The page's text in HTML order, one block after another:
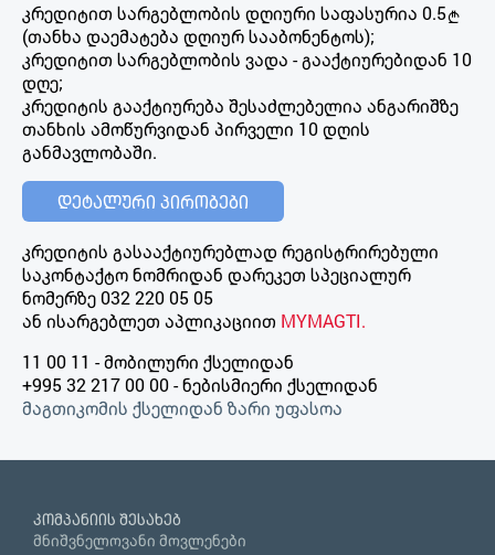
კრედიტით სარგებლობის დღიური საფასურია 0.5
(თანხა დაემატება დღიურ სააბონენტოს);
კრედიტით სარგებლობის ვადა - გააქტიურებიდან 10
დღე;
კრედიტის გააქტიურება შესაძლებელია ანგარიშზე
თანხის ამოწურვიდან პირველი 10 დღის
განმავლობაში.
დეტალური პირობები
კრედიტის გასააქტიურებლად რეგისტრირებული
საკონტაქტო ნომრიდან დარეკეთ სპეციალურ
ნომერზე 032 220 05 05
ან ისარგებლეთ აპლიკაციით MYMAGTI.
11 00 11 - მობილური ქსელიდან
+995 32 217 00 00 - ნებისმიერი ქსელიდან
მაგთიკომის ქსელიდან ზარი უფასოა
კომპანიის შესახებ
მნიშვნელოვანი მოვლენები